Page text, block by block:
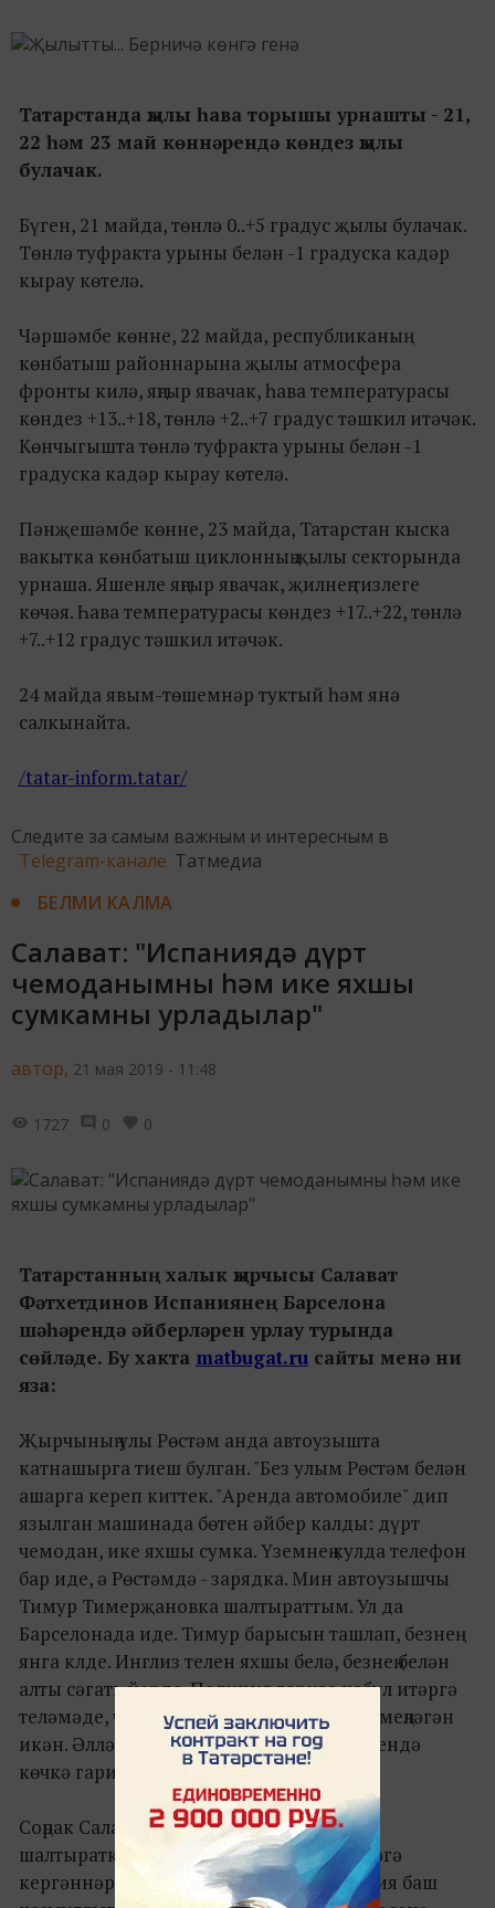
Татарстанда җылы һава торышы урнашты - 21,
22 һәм 23 май көннәрендә көндез җылы
булачак.
Бүген, 21 майда, төнлә 0..+5 градус җылы булачак.
Төнлә туфракта урыны белән -1 градуска кадәр
кырау көтелә.
Чәршәмбе көнне, 22 майда, республиканың
көнбатыш районнарына җылы атмосфера
фронты килә, яңгыр явачак, һава температурасы
көндез +13..+18, төнлә +2..+7 градус тәшкил итәчәк.
Көнчыгышта төнлә туфракта урыны белән -1
градуска кадәр кырау көтелә.
Пәнҗешәмбе көнне, 23 майда, Татарстан кыска
вакытка көнбатыш циклонның җылы секторында
урнаша. Яшенле яңгыр явачак, җилнең тизлеге
көчәя. Һава температурасы көндез +17..+22, төнлә
+7..+12 градус тәшкил итәчәк.
24 майда явым-төшемнәр туктый һәм янә
салкынайта.
/tatar-inform.tatar/
Следите за самым важным и интересным в
Telegram-канале Татмедиа
БЕЛМИ КАЛМА
Салават: "Испаниядә дүрт
чемоданымны һәм ике яхшы
сумкамны урладылар"
автор, 21 мая 2019 - 11:48
1727 0 0
Татарстанның халык җырчысы Салават
Фәтхетдинов Испаниянең Барселона
шәһәрендә әйберләрен урлау турында
сөйләде. Бу хакта matbugat.ru сайты менә ни
яза:
Җырчының улы Рөстәм анда автоузышта
катнашырга тиеш булган. "Без улым Рөстәм белән
ашарга кереп киттек. "Аренда автомобиле" дип
язылган машинада бөтен әйбер калды: дүрт
чемодан, ике яхшы сумка. Үземнең кулда телефон
бар иде, ә Рөстәмдә - зарядка. Мин автоузышчы
Тимур Тимерҗановка шалтыраттым. Ул да
Барселонада иде. Тимур барысын ташлап, безнең
янга клде. Инглиз телен яхшы белә, безнең белән
алты сәгать йөрде. Полиция гариза кабул итәргә
теләмәде, чөнки безнең кебекләр монда меңләгән
икән. Әллә ничә участокта булдык, берсендә
көчкә гаризаны алып калдылар".
Соңрак Салават Казанга җитәкчелеккә
шалтыраткан, алар Мәскәү белән элемтәгә
кергәннәр. Мәскәү Барселонадагы Россия баш